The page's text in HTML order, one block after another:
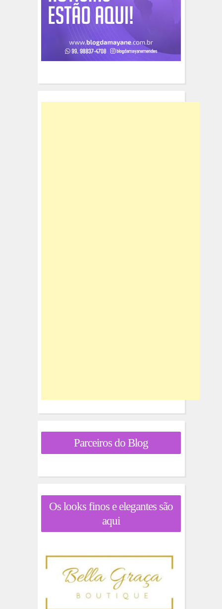
Parceiros do Blog
Os looks finos e elegantes são
aqui